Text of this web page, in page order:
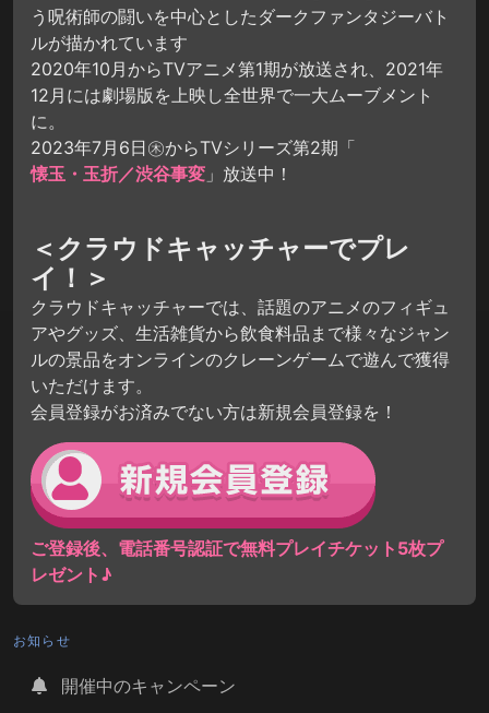
う呪術師の闘いを中心としたダークファンタジーバト
ルが描かれています
2020年10月からTVアニメ第1期が放送され、2021年
12月には劇場版を上映し全世界で一大ムーブメント
に。
2023年7月6日㊍からTVシリーズ第2期「
懐玉・玉折／渋谷事変 」放送中！
＜クラウドキャッチャーでプレ
イ！＞
クラウドキャッチャーでは、話題のアニメのフィギュ
アやグッズ、生活雑貨から飲食料品まで様々なジャン
ルの景品をオンラインのクレーンゲームで遊んで獲得
いただけます。
会員登録がお済みでない方は新規会員登録を！
ご登録後、電話番号認証で無料プレイチケット5枚プ
レゼント♪
お知らせ
開催中のキャンペーン